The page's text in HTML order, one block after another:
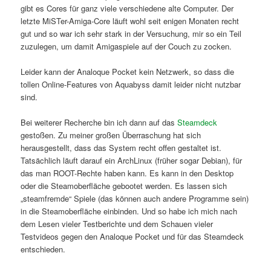
gibt es Cores für ganz viele verschiedene alte Computer. Der
letzte MiSTer-Amiga-Core läuft wohl seit enigen Monaten recht
gut und so war ich sehr stark in der Versuchung, mir so ein Teil
zuzulegen, um damit Amigaspiele auf der Couch zu zocken.
Leider kann der Analoque Pocket kein Netzwerk, so dass die
tollen Online-Features von Aquabyss damit leider nicht nutzbar
sind.
Bei weiterer Recherche bin ich dann auf dasSteamdeck
gestoßen. Zu meiner großen Überraschung hat sich
herausgestellt, dass das System recht offen gestaltet ist.
Tatsächlich läuft darauf ein ArchLinux (früher sogar Debian), für
das man ROOT-Rechte haben kann. Es kann in den Desktop
oder die Steamoberfläche gebootet werden. Es lassen sich
„steamfremde“ Spiele (das können auch andere Programme sein)
in die Steamoberfläche einbinden. Und so habe ich mich nach
dem Lesen vieler Testberichte und dem Schauen vieler
Testvideos gegen den Analoque Pocket und für das Steamdeck
entschieden.